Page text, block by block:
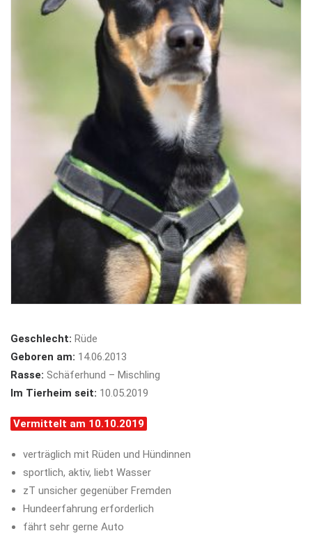
Geschlecht: Rüde
Geboren am: 14.06.2013
Rasse: Schäferhund – Mischling
Im Tierheim seit: 10.05.2019
Vermittelt am 10.10.2019
verträglich mit Rüden und Hündinnen
sportlich, aktiv, liebt Wasser
zT unsicher gegenüber Fremden
Hundeerfahrung erforderlich
fährt sehr gerne Auto